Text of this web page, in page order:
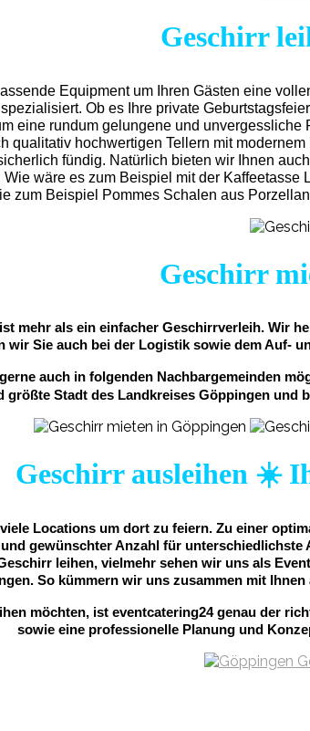
Geschirr
Equipment um Ihren Gästen eine
Ob es Ihre private
eine rundum gelungene und unvergessliche
qualitativ hochwertigen Tellern mit
fündig. Natürlich bieten wir Ihnen
wäre es zum Beispiel mit der
zum Beispiel Pommes Schalen aus
Geschirr
mehr als ein einfacher Geschirrverleih. Wir
wir Sie auch bei der Logistik sowie dem Auf-
auch in folgenden Nachbargemeinden
größte Stadt des Landkreises Göppingen und
Geschirr ausleihen ☀️
Locations um dort zu feiern. Zu einer
gewünschter Anzahl für
leihen, vielmehr sehen wir uns als
So kümmern wir uns zusammen mit
möchten, ist eventcatering24 genau der
sowie eine professionelle Planung und